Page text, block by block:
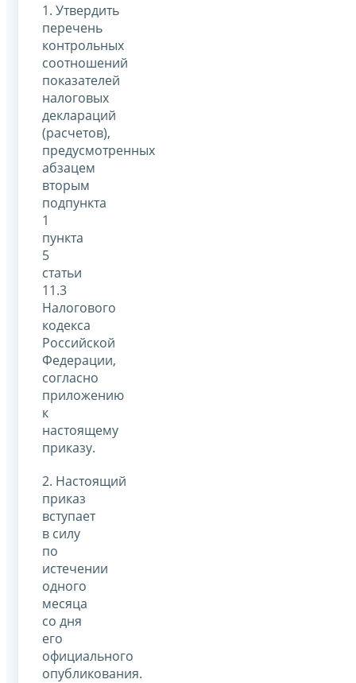
1. Утвердить
перечень
контрольных
соотношений
показателей
налоговых
деклараций
(расчетов),
предусмотренных
абзацем
вторым
подпункта
1
пункта
5
статьи
11.3
Налогового
кодекса
Российской
Федерации,
согласно
приложению
к
настоящему
приказу.
2. Настоящий
приказ
вступает
в силу
по
истечении
одного
месяца
со дня
его
официального
опубликования.